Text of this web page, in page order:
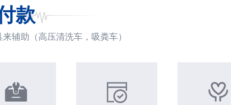
款
辅助（高压清洗车，吸粪车）